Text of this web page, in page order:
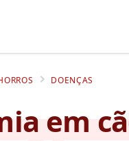
DOENÇAS
em